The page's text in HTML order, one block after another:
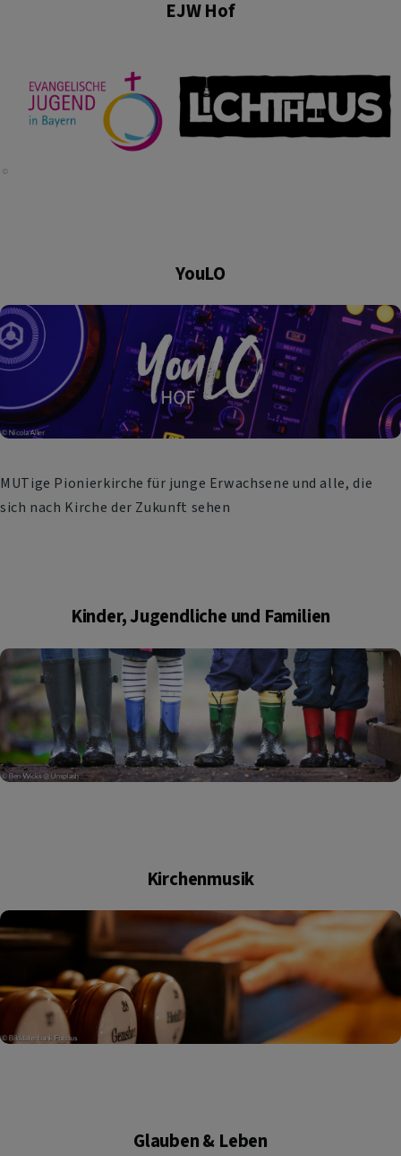
EJW Hof
YouLO
MUTige Pionierkirche für junge Erwachsene und alle, die
sich nach Kirche der Zukunft sehen
Kinder, Jugendliche und Familien
Kirchenmusik
Glauben & Leben